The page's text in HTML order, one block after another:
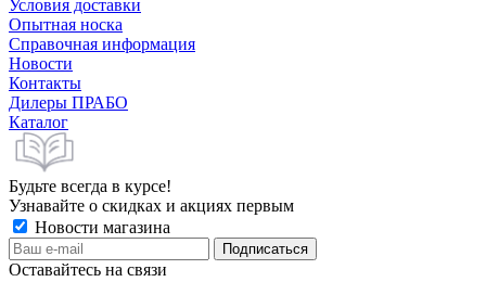
Условия доставки
Опытная носка
Справочная информация
Новости
Контакты
Дилеры ПРАБО
Каталог
Будьте всегда в курсе!
Узнавайте о скидках и акциях первым
Новости магазина
Оставайтесь на связи